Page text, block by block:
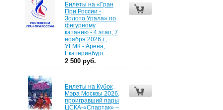
Билеты на «Гран
При России -
Золото Урала» по
фигурному
катанию - 4 этап, 7
ноября 2026 г.,
УГМК - Арена,
Екатеринбург
2 500 руб.
Билеты на Кубок
Мэра Москвы 2026,
проигравший пары
ЦСКА-«Спартак» –